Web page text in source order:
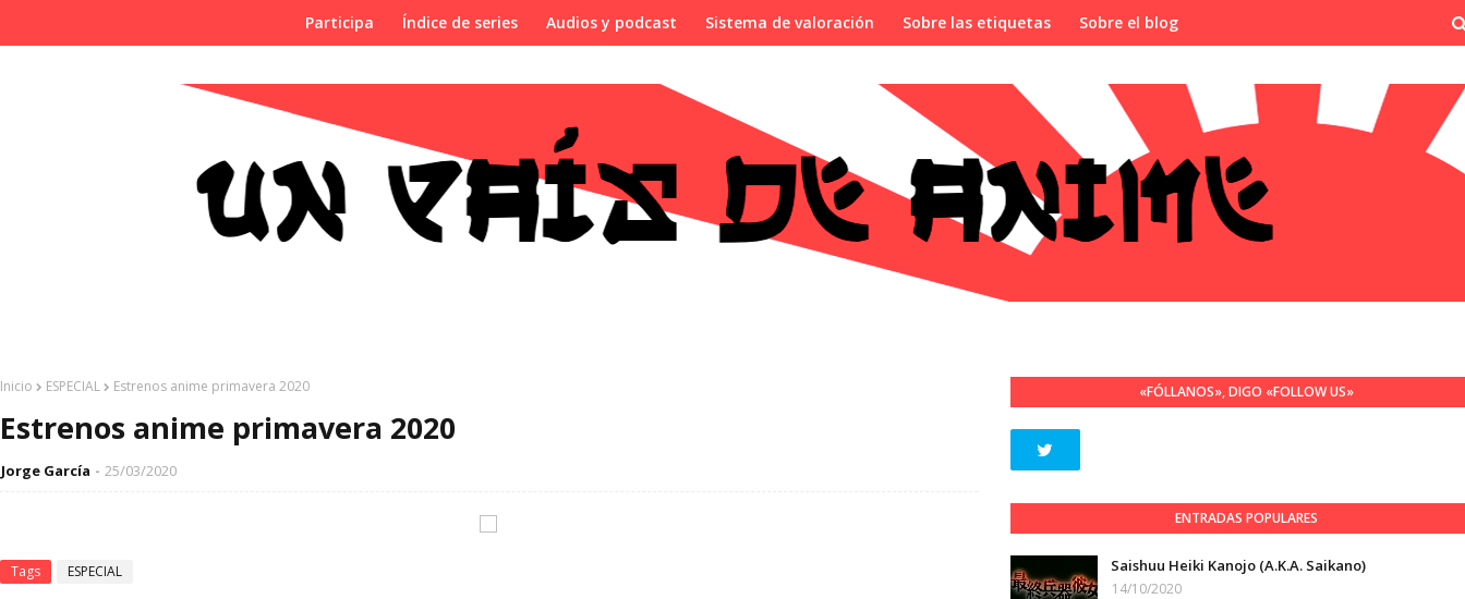
Participa Índice de series Audios y podcast Sistema de valoración Sobre las etiquetas Sobre el blog
Inicio ESPECIAL Estrenos anime primavera 2020
Estrenos anime primavera 2020
Jorge García 25/03/2020
Tags ESPECIAL
«FÓLLANOS», DIGO «FOLLOW US»
ENTRADAS POPULARES
Saishuu Heiki Kanojo (A.K.A. Saikano)
14/10/2020